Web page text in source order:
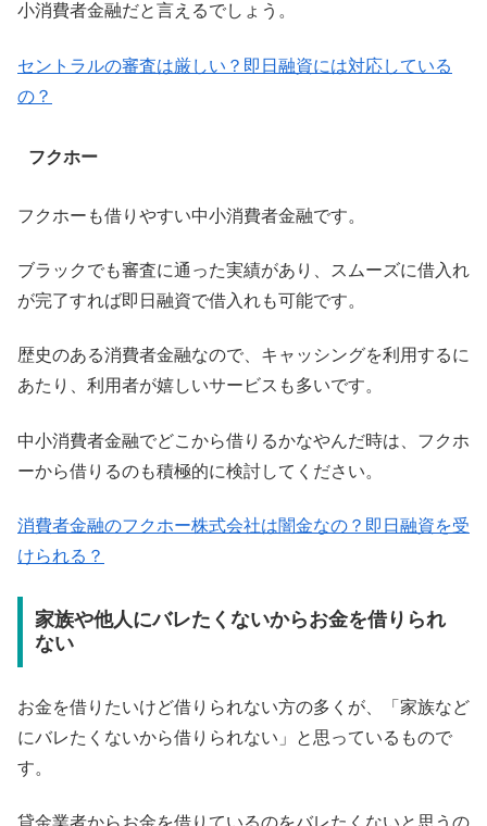
小消費者金融だと言えるでしょう。
セントラルの審査は厳しい？即日融資には対応している
の？
フクホー
フクホーも借りやすい中小消費者金融です。
ブラックでも審査に通った実績があり、スムーズに借入れ
が完了すれば即日融資で借入れも可能です。
歴史のある消費者金融なので、キャッシングを利用するに
あたり、利用者が嬉しいサービスも多いです。
中小消費者金融でどこから借りるかなやんだ時は、フクホ
ーから借りるのも積極的に検討してください。
消費者金融のフクホー株式会社は闇金なの？即日融資を受
けられる？
家族や他人にバレたくないからお金を借りられ
ない
お金を借りたいけど借りられない方の多くが、「家族など
にバレたくないから借りられない」と思っているもので
す。